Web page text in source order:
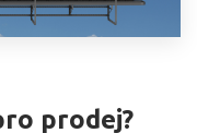
prodej?